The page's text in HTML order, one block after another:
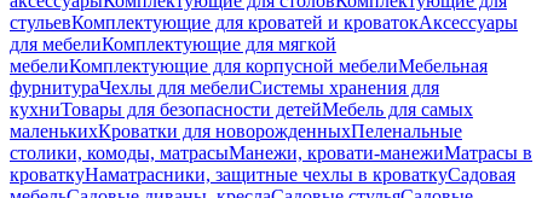
стульевКомплектующие для кроватей и кроватокАксессуары
для мебелиКомплектующие для мягкой
мебелиКомплектующие для корпусной мебелиМебельная
фурнитураЧехлы для мебелиСистемы хранения для
кухниТовары для безопасности детейМебель для самых
маленькихКроватки для новорожденныхПеленальные
столики, комоды, матрасыМанежи, кровати-манежиМатрасы в
кроваткуНаматрасники, защитные чехлы в кроваткуСадовая